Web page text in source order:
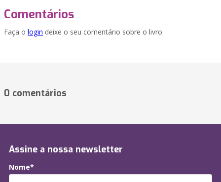
Comentários
Faça o login deixe o seu comentário sobre o livro.
0 comentários
Assine a nossa newsletter
Nome*